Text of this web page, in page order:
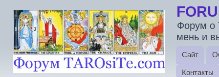
Форум о
мень и
Сайт
Контакты